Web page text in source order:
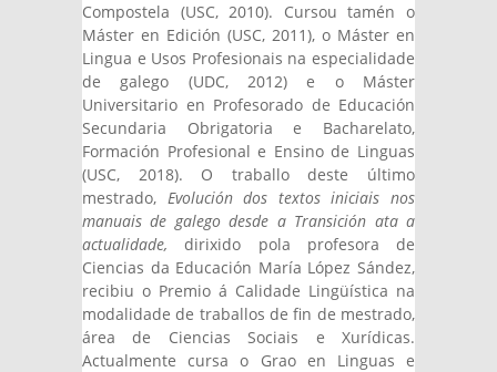
Compostela (USC, 2010). Cursou tamén o
Máster en Edición (USC, 2011), o Máster en
Lingua e Usos Profesionais na especialidade
de galego (UDC, 2012) e o Máster
Universitario en Profesorado de Educación
Secundaria Obrigatoria e Bacharelato,
Formación Profesional e Ensino de Linguas
(USC, 2018). O traballo deste último
mestrado, Evolución dos textos iniciais nos
manuais de galego desde a Transición ata a
actualidade,dirixido pola profesora de
Ciencias da Educación María López Sández,
recibiu o Premio á Calidade Lingüística na
modalidade de traballos de fin de mestrado,
área de Ciencias Sociais e Xurídicas.
Actualmente cursa o Grao en Linguas e